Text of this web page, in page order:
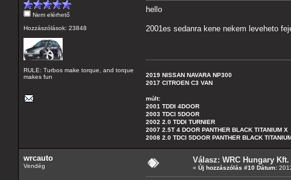
Nem elérhető
Hozzászólások: 23848
RULE: Turbos make torque, and torque
makes fun
hello
2001es sedanra kene nekem leveheto
2019 NISSAN NAVARA NP300
2017 CITROEN C3 VAN
múlt:
2001 TDDI 4DOOR
2003 TDCI 5DOOR
2002 2.0 TDDI TURNIER
2007 2.5T 4 DOOR PANTHER BLACK TITANIUM X
2008 2.0 TDCI 5DOOR PANTHER BLACK
wrcauto
Vendég
Válasz: WRC Hungary Kft.
« Új hozzászólás #10 Dátum: